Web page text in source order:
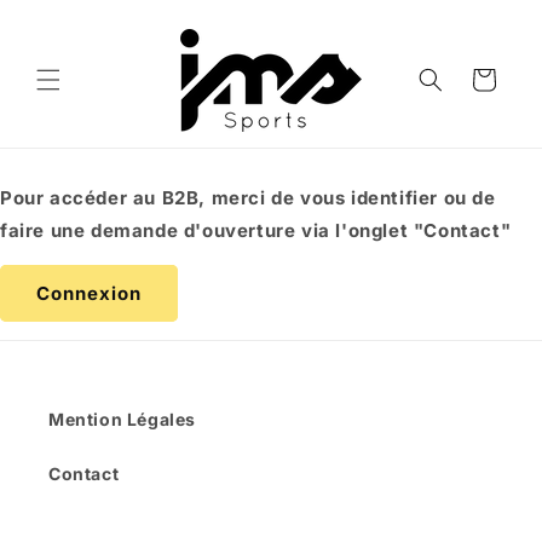
contenu
Panier
Pour accéder au B2B, merci de vous identifier ou de
faire une demande d'ouverture via l'onglet "Contact"
Connexion
Mention Légales
Contact